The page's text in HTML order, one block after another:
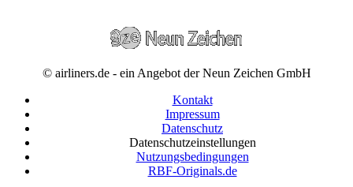
© airliners.de - ein Angebot der Neun Zeichen GmbH
Kontakt
Impressum
Datenschutz
Datenschutzeinstellungen
Nutzungsbedingungen
RBF-Originals.de